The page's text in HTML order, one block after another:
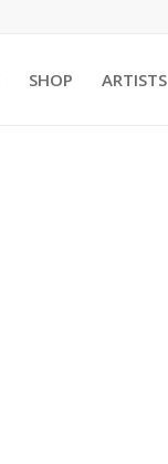
SHOP ARTISTS